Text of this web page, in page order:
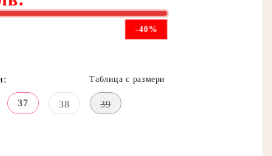
-40%
Таблица с размери
37 38 39